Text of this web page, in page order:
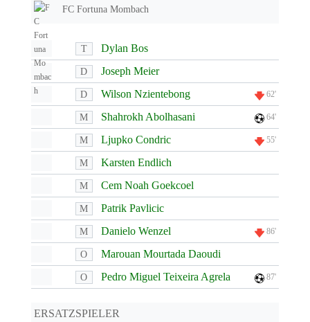
FC Fortuna Mombach
T Dylan Bos
D Joseph Meier
D Wilson Nzientebong 62'
M Shahrokh Abolhasani 64'
M Ljupko Condric 55'
M Karsten Endlich
M Cem Noah Goekcoel
M Patrik Pavlicic
M Danielo Wenzel 86'
O Marouan Mourtada Daoudi
O Pedro Miguel Teixeira Agrela 87'
ERSATZSPIELER